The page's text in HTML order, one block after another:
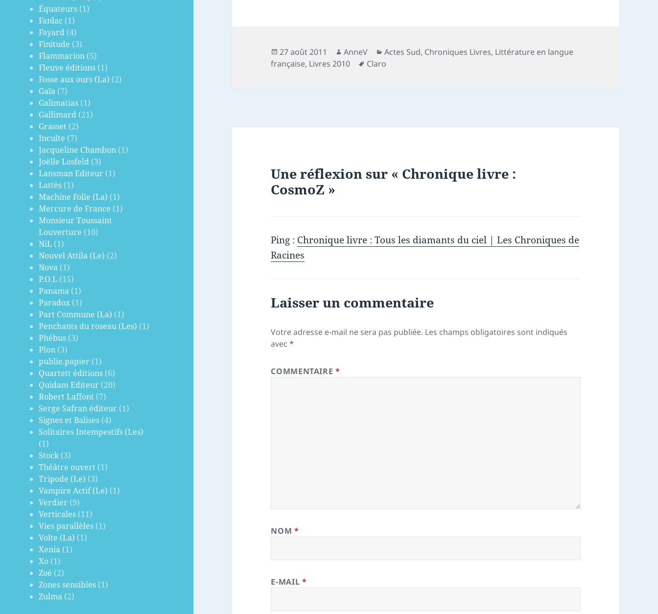
Équateurs (1)
Fanlac (1)
Fayard (4)
Finitude (3)
Flammarion (5)
Fleuve éditions (1)
Fosse aux ours (La) (2)
Gaïa (7)
Galimatias (1)
Gallimard (21)
Grasset (2)
Inculte (7)
Jacqueline Chambon (1)
Joëlle Losfeld (3)
Lansman Editeur (1)
Lattès (1)
Machine Folle (La) (1)
Mercure de France (1)
Monsieur Toussaint
Louverture (10)
NiL (1)
Nouvel Attila (Le) (2)
Nova (1)
P.O.L (15)
Panama (1)
Paradox (1)
Part Commune (La) (1)
Penchants du roseau (Les) (1)
Phébus (3)
Plon (3)
publie.papier (1)
Quartett éditions (6)
Quidam Editeur (20)
Robert Laffont (7)
Serge Safran éditeur (1)
Signes et Balises (4)
Solitaires Intempestifs (Les)
(1)
Stock(3)
Théâtre ouvert (1)
Tripode (Le) (3)
Vampire Actif (Le) (1)
Verdier (9)
Verticales (11)
Vies parallèles (1)
Volte (La) (1)
Xenia (1)
Xo (1)
Zoé (2)
Zones sensibles (1)
Zulma (2)
Publié
le
27 août 2011 Auteur
AnneV Catégories
Actes Sud, Chroniques Livres, Littérature en langue
française, Livres 2010
Mots-
Claro
Une réflexion sur « Chronique livre :
CosmoZ »
Ping : Chronique livre : Tous les diamants du ciel | Les Chroniques de
Racines
Laisser un commentaire
Votre adresse e-mail ne sera pas publiée. Les champs obligatoires sont indiqués
avec*
COMMENTAIRE*
NOM *
E-MAIL *